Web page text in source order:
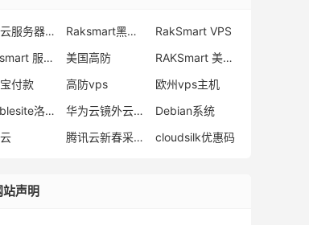
便宜云服务器购买 Raksmart黑五优惠
RakSmart VPS
RAKsmart 服务器租用
美国高防
RAKSmart 美国服务器
付款
高防vps
欧州vps主机
reliablesite洛杉矶服务器
华为云镜外云服务器
Debian系统
腾讯云新春采购季 cloudsilk优惠码
站声明